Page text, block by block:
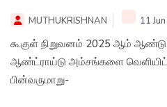
MUTHUKRISHNAN 11
கூகுள் நிறுவனம் 2025 ஆம் ஆண்டு
ஆண்ட்ராய்டு அம்சங்களை
பின்வருமாறு-